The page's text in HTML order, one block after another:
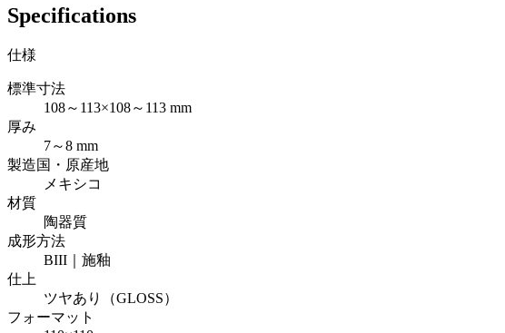
Specifications
仕様
標準寸法
108～113×108～113 mm
厚み
7～8 mm
製造国・原産地
メキシコ
材質
陶器質
成形方法
BIII｜施釉
仕上
ツヤあり（GLOSS）
フォーマット